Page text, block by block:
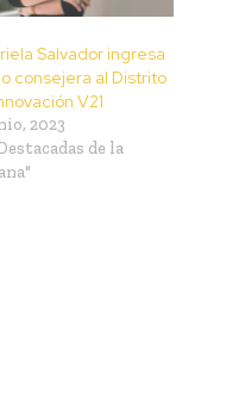
Salvador ingresa
consejera al Distrito
V21
2023
de la